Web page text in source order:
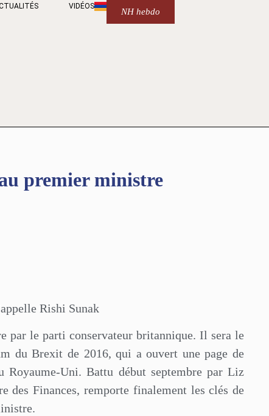
VIDÉOS
NH hebdo
premier ministre
Rishi Sunak
par le parti conservateur britannique. Il sera le
du Brexit de 2016, qui a ouvert une page de
Royaume-Uni. Battu début septembre par Liz
des Finances, remporte finalement les clés de